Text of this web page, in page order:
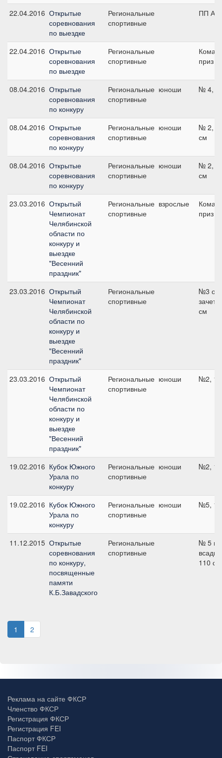
22.04.2016 Открытые
соревнования
по выездке
Региональные
спортивные
ПП А,
22.04.2016 Открытые
соревнования
по выездке
Региональные
спортивные
приз -
08.04.2016 Открытые
соревнования
по конкуру
Региональные
спортивные
юноши № 4,
08.04.2016 Открытые
соревнования
по конкуру
Региональные
спортивные
юноши
№ 2,
см
08.04.2016 Открытые
соревнования
по конкуру
Региональные
спортивные
юноши
№ 2,
см
23.03.2016 Открытый
Чемпионат
Челябинской
области по
конкуру и
выездке
"Весенний
праздник"
Региональные
спортивные
взрослые
приз -
23.03.2016 Открытый
Чемпионат
Челябинской
области по
конкуру и
выездке
"Весенний
праздник"
Региональные
спортивные
№3
зачет,
см
23.03.2016 Открытый
Чемпионат
Челябинской
области по
конкуру и
выездке
"Весенний
праздник"
Региональные
спортивные
юноши №2,
19.02.2016 Кубок Южного
Урала по
конкуру
Региональные
спортивные
юноши №2,
19.02.2016 Кубок Южного
Урала по
конкуру
Региональные
спортивные
юноши №5,
11.12.2015 Открытые
соревнования
по конкуру,
посвященные
памяти
К.Б.Завадского
Региональные
спортивные
№ 5
110 см
1 2
Реклама на сайте ФКСР
Членство ФКСР
Регистрация ФКСР
Регистрация FEI
Паспорт ФКСР
Паспорт FEI